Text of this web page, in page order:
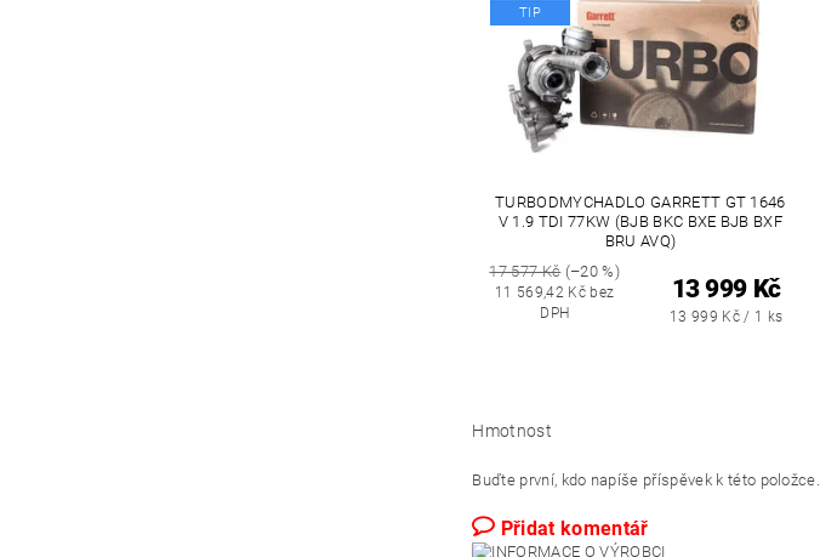
TIP
TURBODMYCHADLO GARRETT GT 1646
V 1.9 TDI 77KW (BJB BKC BXE BJB BXF
BRU AVQ)
17 577 Kč(–20 %)
11 569,42 Kč bez
DPH
13 999 Kč
13 999 Kč / 1 ks
Hmotnost
Buďte první, kdo napíše příspěvek k této položce.
Přidat komentář